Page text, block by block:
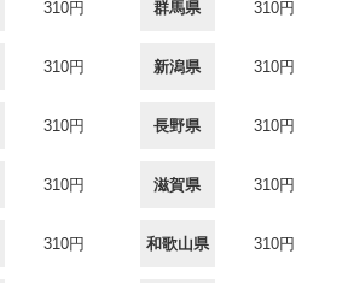
310円 群馬県 310円
310円 新潟県 310円
310円 長野県 310円
310円 滋賀県 310円
310円 和歌山県 310円